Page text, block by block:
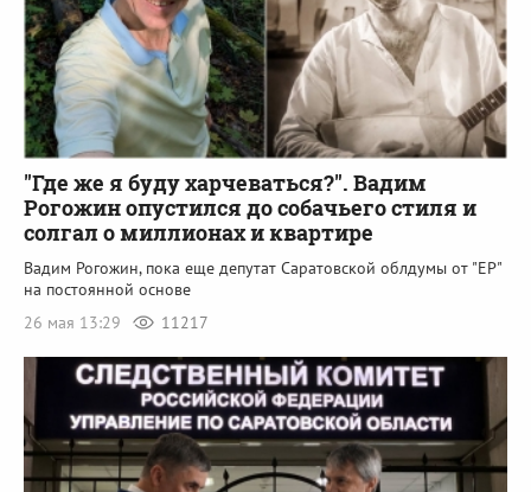
"Где же я буду харчеваться?". Вадим
Рогожин опустился до собачьего стиля и
солгал о миллионах и квартире
Вадим Рогожин, пока еще депутат Саратовской облдумы от "ЕР"
на постоянной основе
26 мая 13:29
11217